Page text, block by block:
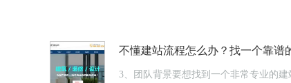
不懂建站流程怎么办？找一个靠谱
3、团队背景要想找到一个非常专业的